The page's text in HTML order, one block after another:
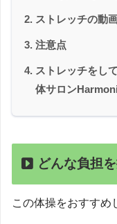
ストレッチの動
注意点
ストレッチをし
体サロン
どんな負担
この体操をおすすめ